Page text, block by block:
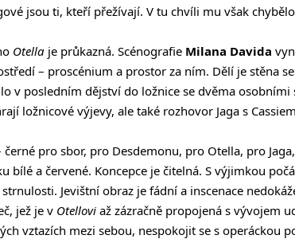
jsou ti, kteří přežívají. V tu chvíli mu však
Otella je průkazná. Scénografie Milana Davida
– proscénium a prostor za ním. Dělí je stěna
v posledním dějství do ložnice se dvěma osobními
ložnicové výjevy, ale také rozhovor Jaga s
černé pro sbor, pro Desdemonu, pro Otella, pro
bílé a červené. Koncepce je čitelná. S výjimkou
Jevištní obraz je fádní a inscenace
jež je v Otellovi až zázračně propojená s vývojem
vztazích mezi sebou, nespokojit se s operáckou